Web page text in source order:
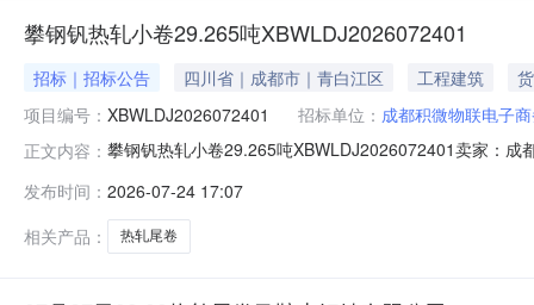
攀钢钒热轧小卷29.265吨XBWLDJ2026072401
招标｜招标公告 四川省｜成都市｜青白江区 工程建筑
项目编号： XBWLDJ2026072401 招标单位： 成都积微物联电子
正文内容： 攀钢钒热轧小卷29.265吨XBWLDJ2026072401卖家：
轧烂(因非计划产品的特殊性，可能存在与描述不符或其
发布时间： 2026-07-24 17:07
相关产品：
热轧尾卷